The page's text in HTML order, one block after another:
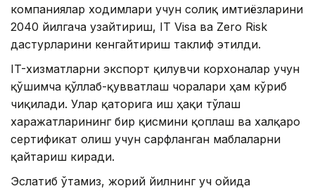
компаниялар ходимлари учун солиқ имтиёзларини
2040 йилгача узайтириш, IT Visa ва Zero Risk
дастурларини кенгайтириш таклиф этилди.
IT-хизматларни экспорт қилувчи корхоналар учун
қўшимча қўллаб-қувватлаш чоралари ҳам кўриб
чиқилади. Улар қаторига иш ҳақи тўлаш
харажатларининг бир қисмини қоплаш ва халқаро
сертификат олиш учун сарфланган маблағларни
қайтариш киради.
Эслатиб ўтамиз, жорий йилнинг уч ойида